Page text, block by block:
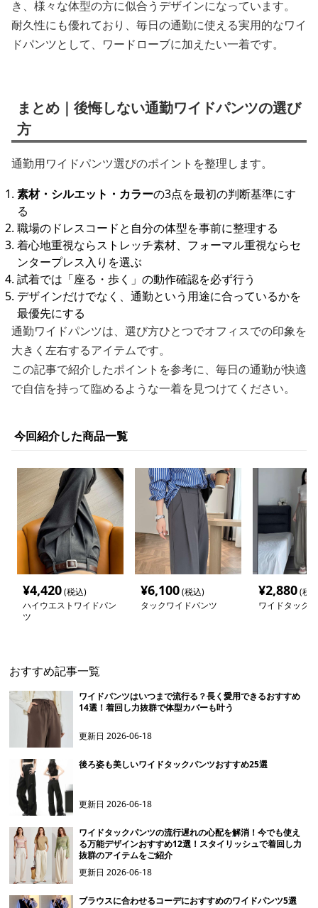
き、様々な体型の方に似合うデザインになっています。
耐久性にも優れており、毎日の通勤に使える実用的なワイ
ドパンツとして、ワードローブに加えたい一着です。
まとめ｜後悔しない通勤ワイドパンツの選び
方
通勤用ワイドパンツ選びのポイントを整理します。
素材・シルエット・カラーの3点を最初の判断基準にす
る
職場のドレスコードと自分の体型を事前に整理する
着心地重視ならストレッチ素材、フォーマル重視ならセ
ンタープレス入りを選ぶ
試着では「座る・歩く」の動作確認を必ず行う
デザインだけでなく、通勤という用途に合っているかを
最優先にする
通勤ワイドパンツは、選び方ひとつでオフィスでの印象を
大きく左右するアイテムです。
この記事で紹介したポイントを参考に、毎日の通勤が快適
で自信を持って臨めるような一着を見つけてください。
今回紹介した商品一覧
¥4,420(税込)
ハイウエストワイドパン
ツ
¥6,100(税込)
タックワイドパンツ
¥2,880(税
ワイドタック
おすすめ記事一覧
ワイドパンツはいつまで流行る？長く愛用できるおすすめ
14選！着回し力抜群で体型カバーも叶う
更新日2026-06-18
後ろ姿も美しいワイドタックパンツおすすめ25選
更新日2026-06-18
ワイドタックパンツの流行遅れの心配を解消！今でも使え
る万能デザインおすすめ12選！スタイリッシュで着回し力
抜群のアイテムをご紹介
更新日2026-06-18
ブラウスに合わせるコーデにおすすめのワイドパンツ5選